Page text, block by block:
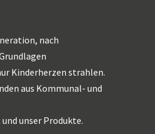
nach
Kinderherzen strahlen.
aus Kommunal- und
unser Produkte.